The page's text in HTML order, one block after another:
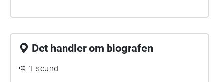
Det handler om biografen
1 sound